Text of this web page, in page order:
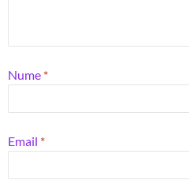
Nume *
Email *